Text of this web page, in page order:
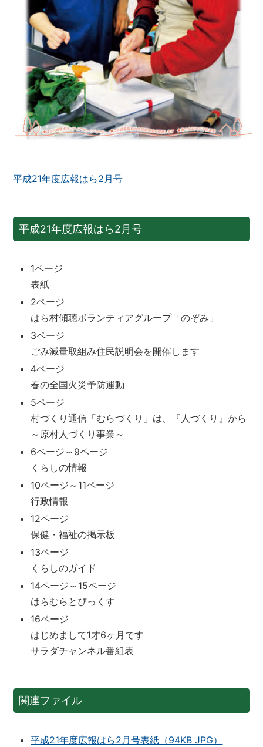
平成21年度広報はら2月号
平成21年度広報はら2月号
1ページ
表紙
2ページ
はら村傾聴ボランティアグループ「のぞみ」
3ページ
ごみ減量取組み住民説明会を開催します
4ページ
春の全国火災予防運動
5ページ
村づくり通信「むらづくり」は、『人づくり』から
～原村人づくり事業～
6ページ～9ページ
くらしの情報
10ページ～11ページ
行政情報
12ページ
保健・福祉の掲示板
13ページ
くらしのガイド
14ページ～15ページ
はらむらとぴっくす
16ページ
はじめまして1才6ヶ月です
サラダチャンネル番組表
関連ファイル
平成21年度広報はら2月号表紙（94KB JPG）